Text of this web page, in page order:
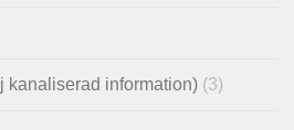
kanaliserad information) (3)